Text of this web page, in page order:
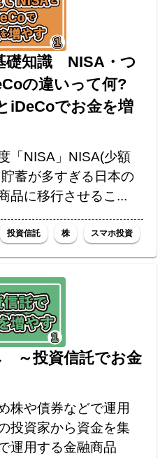
礎知識 NISA・つ
の違いって何?
iDeCoでお金を増
「NISA」NISA(少額
蓄が多すぎる日本の
品に移行させるこ...
投資信託 株 スマホ投資
～投資信託でお金
株や債券などで運用
投資家から資金を集
運用する金融商品